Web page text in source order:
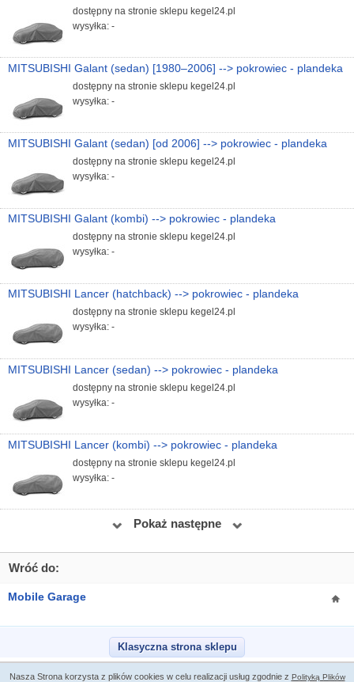
dostępny na stronie sklepu kegel24.pl
wysyłka: -
MITSUBISHI Galant (sedan) [1980–2006] --> pokrowiec - plandeka
dostępny na stronie sklepu kegel24.pl
wysyłka: -
MITSUBISHI Galant (sedan) [od 2006] --> pokrowiec - plandeka
dostępny na stronie sklepu kegel24.pl
wysyłka: -
MITSUBISHI Galant (kombi) --> pokrowiec - plandeka
dostępny na stronie sklepu kegel24.pl
wysyłka: -
MITSUBISHI Lancer (hatchback) --> pokrowiec - plandeka
dostępny na stronie sklepu kegel24.pl
wysyłka: -
MITSUBISHI Lancer (sedan) --> pokrowiec - plandeka
dostępny na stronie sklepu kegel24.pl
wysyłka: -
MITSUBISHI Lancer (kombi) --> pokrowiec - plandeka
dostępny na stronie sklepu kegel24.pl
wysyłka: -
Pokaż następne
Wróć do:
Mobile Garage
Klasyczna strona sklepu
Nasza Strona korzysta z plików cookies w celu realizacji usług zgodnie z Polityką Plików